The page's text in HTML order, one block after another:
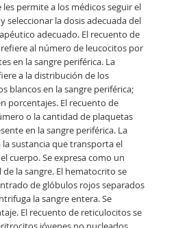
les permitea los médicosseguirel
yseleccionar ladosisadecuadadel
péutico adecuado. El recuento de
refereal número de leucocitos por
esen lasangre periférica. La
erea ladistribución de los
s blancosen lasangre periférica;
n porcentajes. El recuento de
mero o lacantidad de plaquetas
senteen lasangre periférica. La
lasustanciaquetransportael
elcuerpo.Seexpresacomo un
de lasangre. El hematocrito se
ntrado deglóbulos rojosseparados
trifuga lasangreentera.Se
taje. El recuento de reticulocitosse